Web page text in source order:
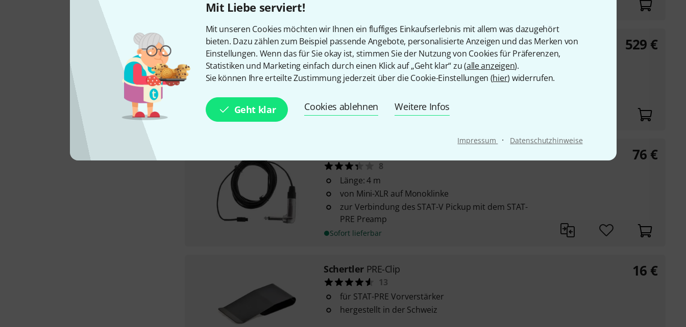
Mit Liebe serviert!
Mit unseren Cookies möchten wir Ihnen ein fluffiges Einkaufserlebnis mit allem was dazugehört
bieten. Dazu zählen zum Beispiel passende Angebote, personalisierte Anzeigen und das Merken von
Einstellungen. Wenn das für Sie okay ist, stimmen Sie der Nutzung von Cookies für Präferenzen,
Statistiken und Marketing einfach durch einen Klick auf „Geht klar“ zu (alle anzeigen).
Sie können Ihre erteilte Zustimmung jederzeit über die Cookie-Einstellungen (hier) widerrufen.
Geht klar Cookies ablehnen Weitere Infos
Impressum · Datenschutzhinweise
Schertler Dyn-V-P48 Violin Microphone
3
aktives dynamisches Kontaktmikrofon für Violine
wird mit Klebepaste am Instrument montiert
Sofort lieferbar
529 €
8
Länge: 4 m
von Mini-XLR auf Monoklinke
zur Verbindung des STAT-V Pickup mit dem STAT-
PRE Preamp
Sofort lieferbar
76 €
Schertler PRE-Clip
13
für STAT-PRE Vorverstärker
hergestellt in der Schweiz
16 €